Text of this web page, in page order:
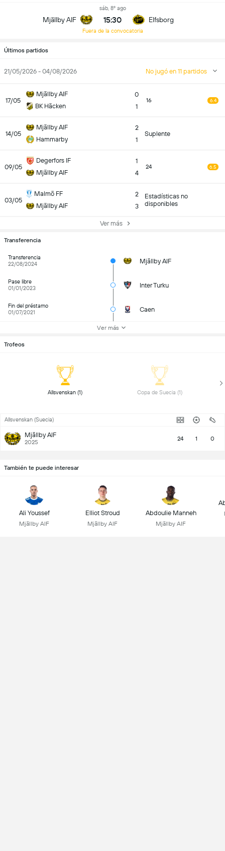
Mjällby AIF
sáb, 8º ago
15:30
Fuera de la convocatoria
Elfsborg
Últimos partidos
21/05/2026 - 04/08/2026 No jugó en 11 partidos
17/05
Mjällby AIF
BK Häcken
0
1
16 6.4
14/05
Mjällby AIF
Hammarby
2
1
Suplente
09/05
Degerfors IF
Mjällby AIF
1
4
24 6.5
03/05
Malmö FF
Mjällby AIF
2
3
Estadísticas no
disponibles
Ver más
Transferencia
Transferencia
22/08/2024
Mjällby AIF
Pase libre
01/01/2023
Inter Turku
Fin del préstamo
01/07/2021
Caen
Ver más
Trofeos
Allsvenskan (Suecia)
Mjällby AIF
2025 24 1 0
También te puede interesar
Ali Youssef
Mjällby AIF
Elliot Stroud
Mjällby AIF
Abdoulie Manneh
Mjällby AIF